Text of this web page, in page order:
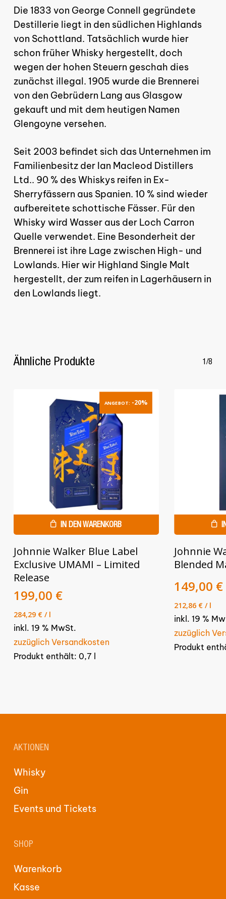
Es befinden sich keine
Produkte im Warenkorb.
Die 1833 von George Connell gegründete
Destillerie liegt in den südlichen Highlands
von Schottland. Tatsächlich wurde hier
schon früher Whisky hergestellt, doch
wegen der hohen Steuern geschah dies
zunächst illegal. 1905 wurde die Brennerei
von den Gebrüdern Lang aus Glasgow
gekauft und mit dem heutigen Namen
Glengoyne versehen.
Seit 2003 befindet sich das Unternehmen im
Familienbesitz der Ian Macleod Distillers
Ltd.. 90 % des Whiskys reifen in Ex-
Sherryfässern aus Spanien. 10 % sind wieder
aufbereitete schottische Fässer. Für den
Whisky wird Wasser aus der Loch Carron
Quelle verwendet. Eine Besonderheit der
Brennerei ist ihre Lage zwischen High- und
Lowlands. Hier wir Highland Single Malt
hergestellt, der zum reifen in Lagerhäusern in
den Lowlands liegt.
Ähnliche Produkte 1/8
ANGEBOT: -20%
IN DEN WARENKORB
Johnnie Walker Blue Label
Exclusive UMAMI – Limited
Release
Ursprünglicher
Preis
war:
249,00 €
199,00 €Aktueller
199,00 €.
284,29 €/ l
inkl. 19 % MwSt.
zuzüglich Versandkosten
Produkt enthält: 0,7
Johnnie
Blended
Preis
war:
199,00 €
149,00 €
212,86 € / l
inkl. 19 %
zuzüglich
Produkt
AKTIONEN
Whisky
Gin
Events und Tickets
SHOP
Warenkorb
Kasse